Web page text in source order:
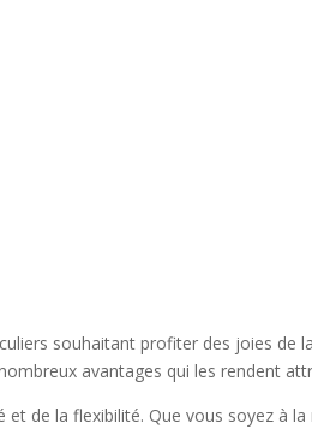
souhaitant profiter des joies de
avantages qui les rendent
de la flexibilité. Que vous soyez à